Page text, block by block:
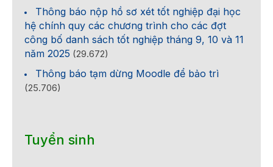
Thông báo nộp hồ sơ xét tốt nghiệp đại học
hệ chính quy các chương trình cho các đợt
công bố danh sách tốt nghiệp tháng 9, 10 và 11
năm 2025 (29.672)
Thông báo tạm dừng Moodle để bảo trì
(25.706)
Tuyển sinh